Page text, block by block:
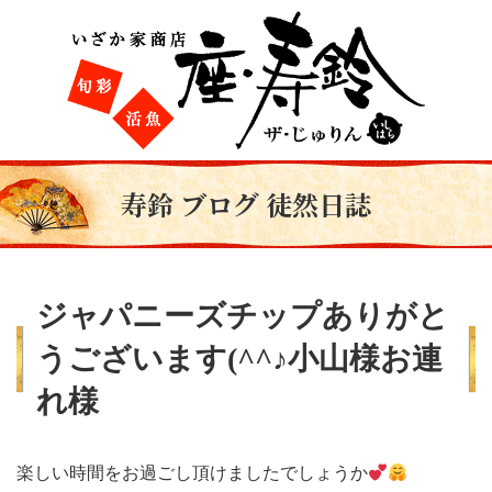
寿鈴 ブログ 徒然日誌
ジャパニーズチップありがと
うございます(^^♪小山様お連
れ様
楽しい時間をお過ごし頂けましたでしょうか